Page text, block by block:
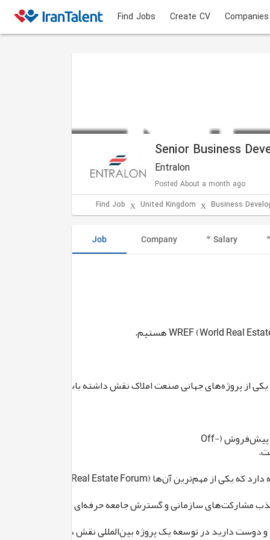
Find Jobs Create CV
Senior Business
Entralon
Posted About a month ago
Find Job
United Kingdom Business
Job Company Salary
یکی از پروژه‌های جهانی صنعت املاک نقش داشته باشید، خوشحال
Entralon یک شرکت بین‌المللی ثبت‌شده در بریتانیا است که طی سال‌های گذشته با تمرکز بر بازار املاک نوساز و پروژه‌های پیش‌فروش (Off-